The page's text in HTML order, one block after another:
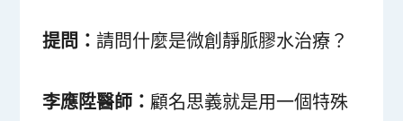
提問：請問什麼是微創靜脈膠水治療？
李應陞醫師：顧名思義就是用一個特殊